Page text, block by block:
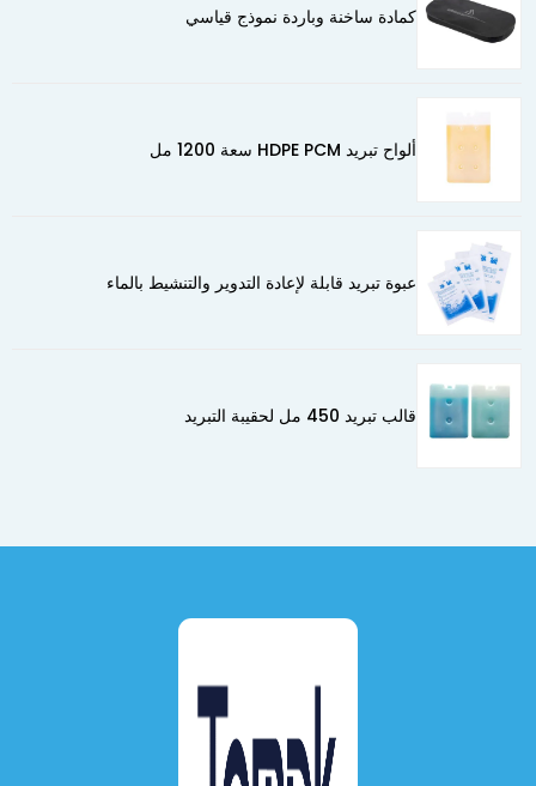
كمادة ساخنة وباردة نموذج قياسي
ألواح تبريد HDPE PCM سعة 1200 مل
عبوة تبريد قابلة لإعادة التدوير والتنشيط بالماء
قالب تبريد 450 مل لحقيبة التبريد